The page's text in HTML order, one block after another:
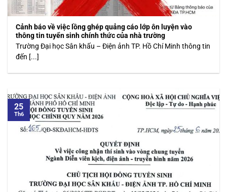
Cảnh báo về việc lồng ghép quảng cáo lớp ôn luyện vào
thông tin tuyển sinh chính thức của nhà trường
Trường Đại học Sân khấu – Điện ảnh TP. Hồ Chí Minh thông tin
đến [...]
25
Th6